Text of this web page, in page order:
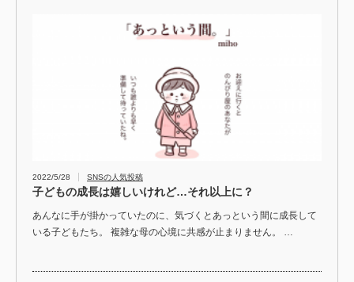
2022/5/28 SNSの人気投稿
子どもの成長は嬉しいけれど…それ以上に？
あんなに手が掛かっていたのに、気づくとあっという間に成長して
いる子どもたち。 複雑な母の心境に共感が止まりません。 …